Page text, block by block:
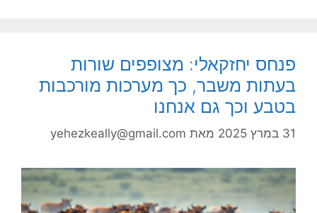
פנחס יחזקאלי: מצופפים שורות
בעתות משבר, כך מערכות מורכבות
בטבע וכך גם אנחנו
31 במרץ 2025 מאת yehezkeally@gmail.com